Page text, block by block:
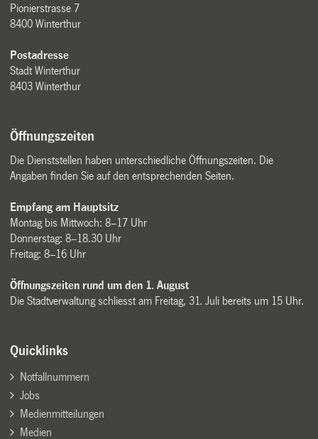
Pionierstrasse 7
8400 Winterthur
Postadresse
Stadt Winterthur
8403 Winterthur
Öffnungszeiten
Die Dienststellen haben unterschiedliche Öffnungszeiten. Die
Angaben finden Sie auf den entsprechenden Seiten.
Empfang am Hauptsitz
Montag bis Mittwoch: 8–17 Uhr
Donnerstag: 8–18.30 Uhr
Freitag: 8–16 Uhr
Öffnungszeiten rund um den 1. August
Die Stadtverwaltung schliesst am Freitag, 31. Juli bereits um 15 Uhr.
Quicklinks
Notfallnummern
Jobs
Medienmitteilungen
Medien